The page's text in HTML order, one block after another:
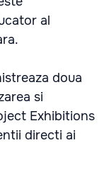
al
doua
si
Exhibitions
directi ai